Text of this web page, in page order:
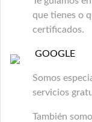
que tienes o
certificados.
GOOGLE
Somos
servicios
También